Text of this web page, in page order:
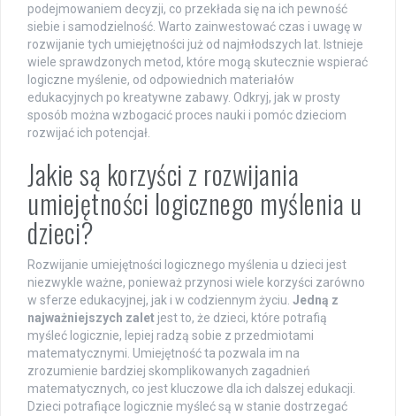
podejmowaniem decyzji, co przekłada się na ich pewność
siebie i samodzielność. Warto zainwestować czas i uwagę w
rozwijanie tych umiejętności już od najmłodszych lat. Istnieje
wiele sprawdzonych metod, które mogą skutecznie wspierać
logiczne myślenie, od odpowiednich materiałów
edukacyjnych po kreatywne zabawy. Odkryj, jak w prosty
sposób można wzbogacić proces nauki i pomóc dzieciom
rozwijać ich potencjał.
Jakie są korzyści z rozwijania
umiejętności logicznego myślenia u
dzieci?
Rozwijanie umiejętności logicznego myślenia u dzieci jest
niezwykle ważne, ponieważ przynosi wiele korzyści zarówno
w sferze edukacyjnej, jak i w codziennym życiu. Jedną z
najważniejszych zalet jest to, że dzieci, które potrafią
myśleć logicznie, lepiej radzą sobie z przedmiotami
matematycznymi. Umiejętność ta pozwala im na
zrozumienie bardziej skomplikowanych zagadnień
matematycznych, co jest kluczowe dla ich dalszej edukacji.
Dzieci potrafiące logicznie myśleć są w stanie dostrzegać